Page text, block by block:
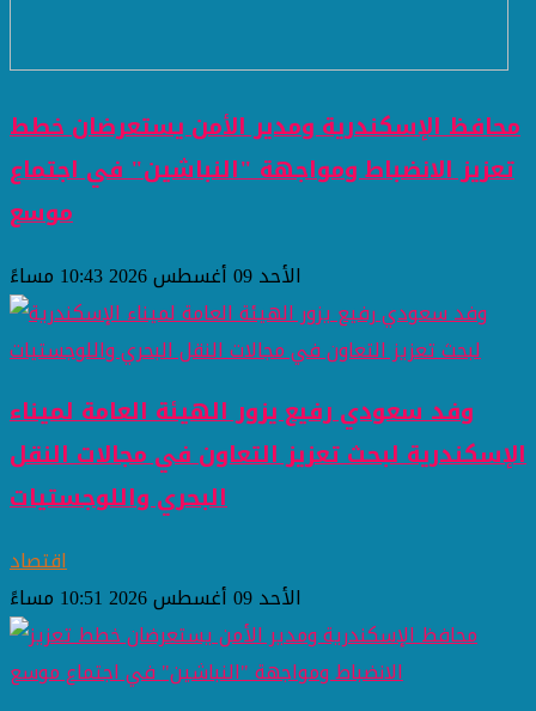
محافظ الإسكندرية ومدير الأمن يستعرضان خطط
تعزيز الانضباط ومواجهة "النباشين" في اجتماع
موسع
الأحد 09 أغسطس 2026 10:43 مساءً
وفد سعودي رفيع يزور الهيئة العامة لميناء
الإسكندرية لبحث تعزيز التعاون في مجالات النقل
البحري واللوجستيات
اقتصاد
الأحد 09 أغسطس 2026 10:51 مساءً